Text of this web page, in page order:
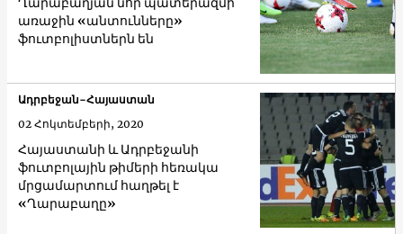
առաջին «անտունները»
ֆուտբոլիստներն են
Հայաստանի և Ադրբեջանի
ֆուտբոլային թիմերի հեռակա
մրցամարտում հաղթել է
«Ղարաբաղը»
Ադրբեջան-Հայաստան
02 Հոկտեմբերի, 2020